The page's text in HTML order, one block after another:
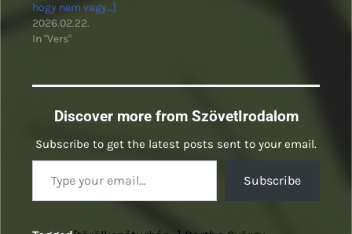
hogy nem vagy…]
2026.02.22.
In "Vers"
Discover more from SzövetIrodalom
Subscribe to get the latest posts sent to your email.
Type your email…
Subscribe